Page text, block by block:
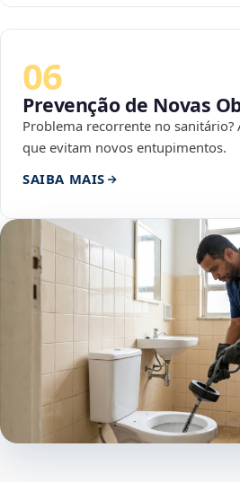
06
Prevenção de Novas
Problema recorrente no sanitário?
que evitam novos entupimentos.
SAIBA MAIS